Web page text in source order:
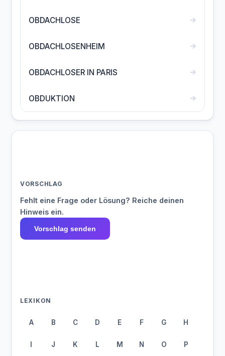
OBDACHLOSE →
OBDACHLOSENHEIM →
OBDACHLOSER IN PARIS →
OBDUKTION →
VORSCHLAG
Fehlt eine Frage oder Lösung? Reiche deinen
Hinweis ein.
Vorschlag senden
LEXIKON
A B C D E F G H
I J K L M N O P